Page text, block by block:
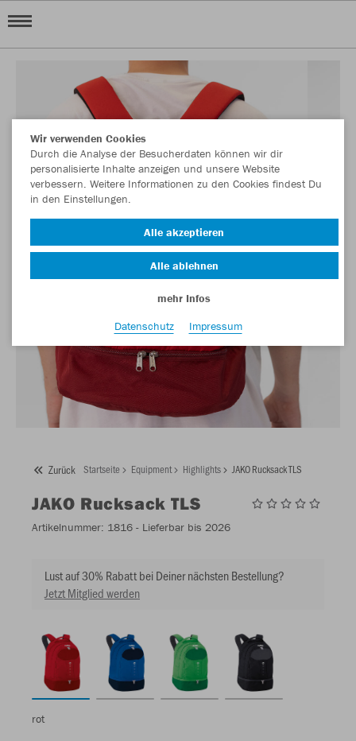
Zurück Startseite Equipment Highlights JAKO Rucksack TLS
JAKO Rucksack TLS
Artikelnummer: 1816 - Lieferbar bis 2026
Lust auf 30% Rabatt bei Deiner nächsten Bestellung?
Jetzt Mitglied werden
rot
Wir verwenden Cookies
Durch die Analyse der Besucherdaten können wir dir
personalisierte Inhalte anzeigen und unsere Website
verbessern. Weitere Informationen zu den Cookies findest Du
in den Einstellungen.
Alle akzeptieren
Alle ablehnen
mehr Infos
Datenschutz
Impressum